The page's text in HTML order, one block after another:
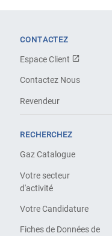
CONTACTEZ
Espace Client
Contactez Nous
Revendeur
RECHERCHEZ
Gaz Catalogue
Votre secteur
d'activité
Votre Candidature
Fiches de Données de